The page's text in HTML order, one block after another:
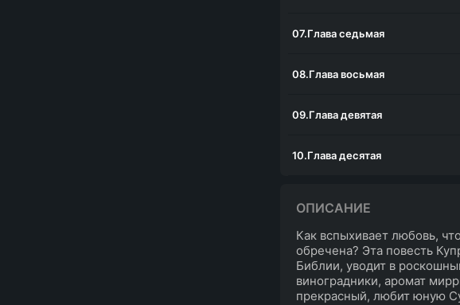
07.Глава седьмая
08.Глава восьмая
09.Глава девятая
10.Глава десятая
12.Глава двенадцатая
ОПИСАНИЕ
Как вспыхивает любовь,
обречена? Эта повесть
Библии, уводит в
виноградники, аромат
прекрасный, любит юную